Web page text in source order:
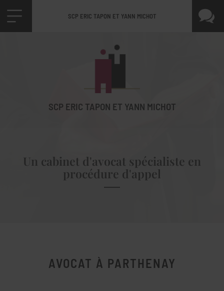
SCP ERIC TAPON ET YANN MICHOT
Un cabinet d'avocat spécialiste en
procédure d'appel
AVOCAT À PARTHENAY
SCP ERIC TAPON ET YANN MICHOT